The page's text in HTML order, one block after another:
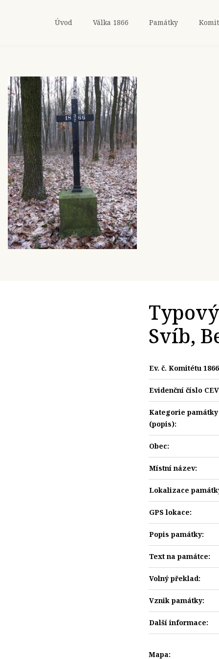
Úvod Válka 1866 Památky
Svíb,
Ev. č. Komitétu
Evidenční číslo
Kategorie památky
(popis):
Obec:
Místní název:
Lokalizace
GPS lokace:
Popis památky:
Text na památce:
Volný překlad:
Vznik památky:
Další informace:
Mapa: